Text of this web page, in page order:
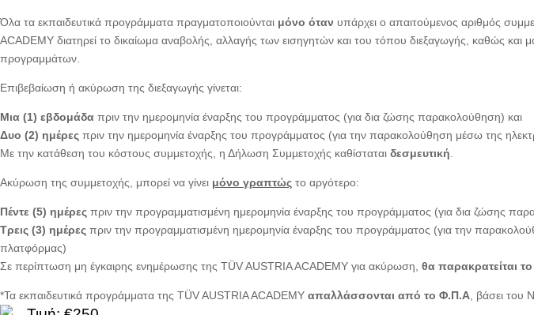
Όλα τα εκπαιδευτικά προγράμματα πραγματοποιούνται μόνο όταν υπάρχει ο απαιτούμενος αριθμός
ACADEMY διατηρεί το δικαίωμα αναβολής, αλλαγής των εισηγητών και του τόπου διεξαγωγής, καθώς και
προγραμμάτων.
Επιβεβαίωση ή ακύρωση της διεξαγωγής γίνεται:
Μια (1) εβδομάδα πριν την ημερομηνία έναρξης του προγράμματος (για δια ζώσης παρακολούθηση) και
Δυο (2) ημέρες πριν την ημερομηνία έναρξης του προγράμματος (για την παρακολούθηση μέσω της
Με την κατάθεση του κόστους συμμετοχής, η Δήλωση Συμμετοχής καθίσταται δεσμευτική
Ακύρωση της συμμετοχής, μπορεί να γίνει μόνο γραπτώς το αργότερο:
Πέντε (5) ημέρες πριν την προγραμματισμένη ημερομηνία έναρξης του προγράμματος (για δια ζώσης
Τρεις (3) ημέρες πριν την προγραμματισμένη ημερομηνία έναρξης του προγράμματος (για την
πλατφόρμας)
Σε περίπτωση μη έγκαιρης ενημέρωσης της TÜV AUSTRIA ACADEMY για ακύρωση, θα παρακρατείται
*Τα εκπαιδευτικά προγράμματα της TÜV AUSTRIA ACADEMY απαλλάσσονται από το Φ.Π.Α , βάσει